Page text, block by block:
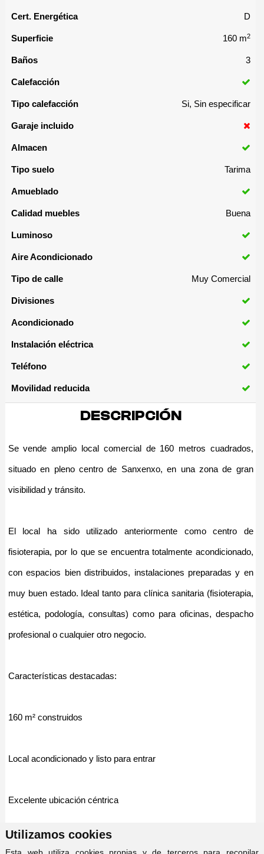
Utilizamos cookies
Esta web utiliza cookies propias y de terceros para recopilar
Cert. Energética D
Superficie 160 m2
Baños 3
Calefacción
Tipo calefacción Si, Sin especificar
Garaje incluido
Almacen
Tipo suelo Tarima
Amueblado
Calidad muebles Buena
Luminoso
Aire Acondicionado
Tipo de calle Muy Comercial
Divisiones
Acondicionado
Instalación eléctrica
Teléfono
Movilidad reducida
DESCRIPCIÓN
Se vende amplio local comercial de 160 metros cuadrados,
situado en pleno centro de Sanxenxo, en una zona de gran
visibilidad y tránsito.
El local ha sido utilizado anteriormente como centro de
fisioterapia, por lo que se encuentra totalmente acondicionado,
con espacios bien distribuidos, instalaciones preparadas y en
muy buen estado. Ideal tanto para clínica sanitaria (fisioterapia,
estética, podología, consultas) como para oficinas, despacho
profesional o cualquier otro negocio.
Características destacadas:
160 m² construidos
Local acondicionado y listo para entrar
Excelente ubicación céntrica
Buena accesibilidad y visibilidad